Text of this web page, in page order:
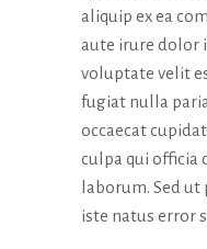
aliquip ex ea
aute irure dolor
voluptate velit
fugiat nulla
occaecat
culpa qui officia
laborum. Sed
iste natus error